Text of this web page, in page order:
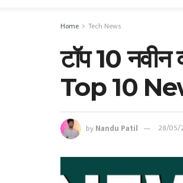
Home Tech News
टॉप 10 नवीन
Top 10
byNandu Patil 28/05/